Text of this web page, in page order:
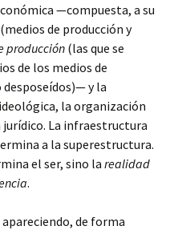
—compuesta, a su
(medios de producción y
producción (las que se
de los medios de
y la
la organización
La infraestructura
a la superestructura.
el ser, sino larealidad
.
de forma